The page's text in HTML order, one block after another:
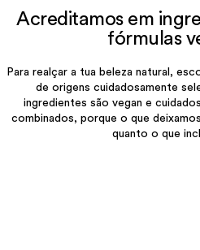
Acreditamos em
fórmulas
Para realçar a tua beleza natural,
de origens cuidadosamente
ingredientes são vegan e
combinados, porque o que
quanto o que